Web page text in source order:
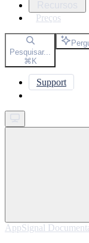
Preços
Pesquisar...
⌘K
Support
AppSignal